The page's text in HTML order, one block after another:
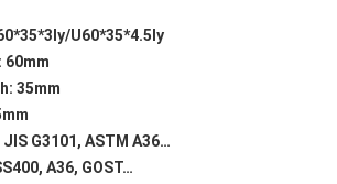
U60*35*4.5ly
: 60mm
: 35mm
JIS G3101, ASTM A36…
A36, GOST…